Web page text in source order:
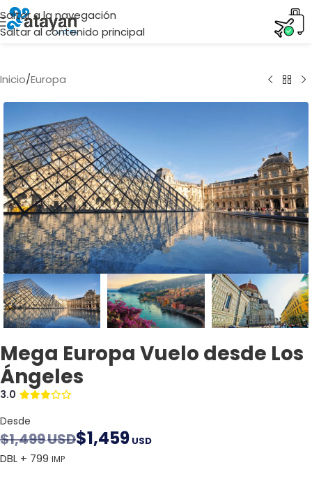
Saltar a la navegación
Saltar al contenido principal
Inicio/Europa
Mega Europa Vuelo desde Los
Ángeles
3.0
Desde
$1,499USD$1,459 USD
DBL + 799 IMP